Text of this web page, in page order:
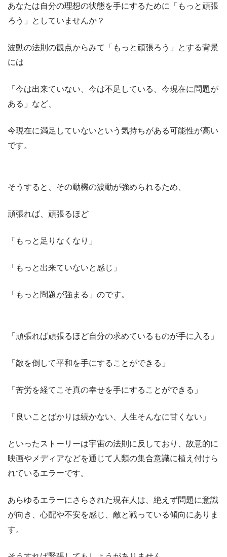
あなたは自分の理想の状態を手にするために「もっと頑張
ろう」としていませんか？
波動の法則の観点からみて「もっと頑張ろう」とする背景
には
「今は出来ていない、今は不足している、今現在に問題が
ある」など、
今現在に満足していないという気持ちがある可能性が高い
です。
そうすると、その動機の波動が強められるため、
頑張れば、頑張るほど
「もっと足りなくなり」
「もっと出来ていないと感じ」
「もっと問題が強まる」のです。
「頑張れば頑張るほど自分の求めているものが手に入る」
「敵を倒して平和を手にすることができる」
「苦労を経てこそ真の幸せを手にすることができる」
「良いことばかりは続かない、人生そんなに甘くない」
といったストーリーは宇宙の法則に反しており、故意的に
映画やメディアなどを通じて人類の集合意識に植え付けら
れているエラーです。
あらゆるエラーにさらされた現在人は、絶えず問題に意識
が向き、心配や不安を感じ、敵と戦っている傾向にありま
す。